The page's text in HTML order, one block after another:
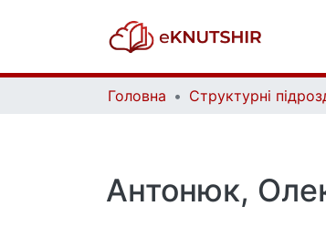
Головна
Антонюк,